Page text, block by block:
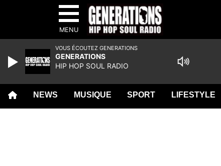
MENU
NEWS MUSIQUE SPORT LIFESTYLE
VOUS ÉCOUTEZ GENERATIONS
GENERATIONS
HIP HOP SOUL RADIO